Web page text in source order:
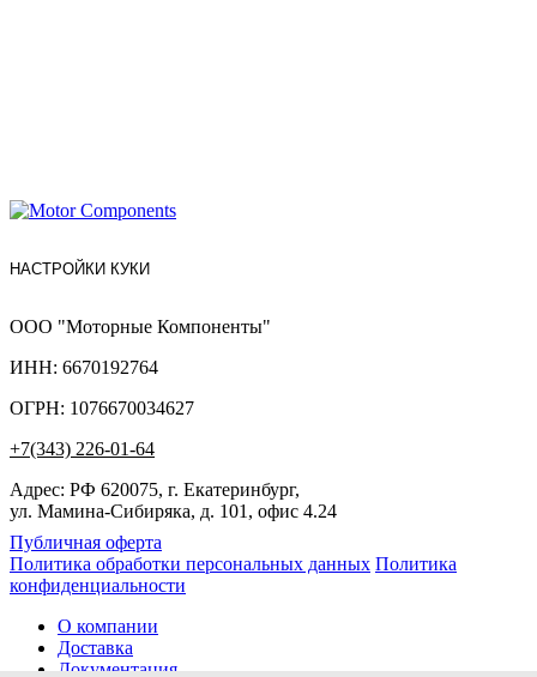
НАСТРОЙКИ КУКИ
ООО "Моторные Компоненты"
ИНН: 6670192764
ОГРН: 1076670034627
+7(343) 226-01-64
Адрес: РФ 620075, г. Екатеринбург,
ул. Мамина-Сибиряка, д. 101, офис 4.24
Публичная оферта
Политика обработки персональных данных Политика
конфиденциальности
О компании
Доставка
Документация